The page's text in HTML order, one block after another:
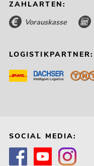
ZAHLARTEN:
Vorauskasse
LOGISTIKPARTNER:
SOCIAL MEDIA: